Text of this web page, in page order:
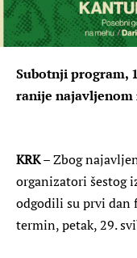
Subotnji program,
ranije najavljenom
KRK– Zbog
organizatori šestog
odgodili su prvi dan
termin, petak, 29.